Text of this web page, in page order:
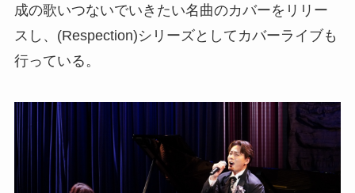
成の歌いつないでいきたい名曲のカバーをリリー
スし、(Respection)シリーズとしてカバーライブも
行っている。